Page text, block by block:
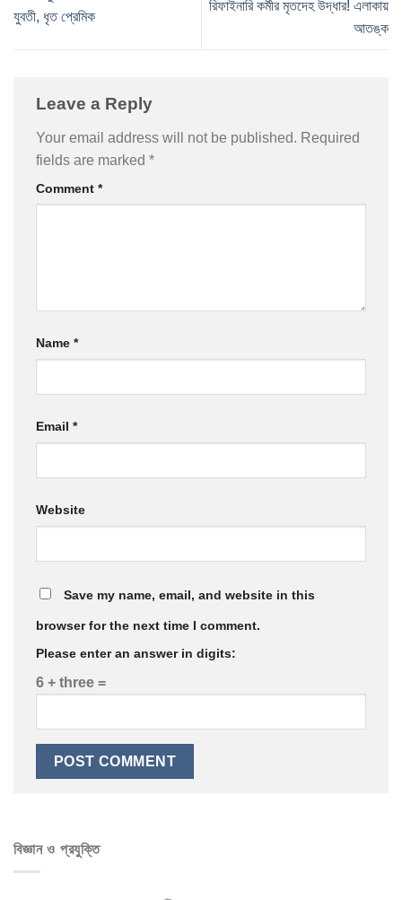
যুবতী, ধৃত প্রেমিক
রিফাইনারি কর্মীর মৃতদেহ উদ্ধার! এলাকায়
আতঙ্ক
Leave a Reply
Your email address will not be published. Required
fields are marked *
Comment *
Name *
Email *
Website
Save my name, email, and website in this
browser for the next time I comment.
Please enter an answer in digits:
6 + three =
বিজ্ঞান ও প্রযুক্তি